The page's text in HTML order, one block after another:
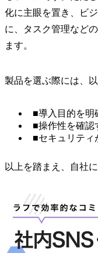
化に主眼を置き、ビ
に、タスク管理など
ます。
製品を選ぶ際には、
■導入目的を明
■操作性を確認
■セキュリティ
以上を踏まえ、自社